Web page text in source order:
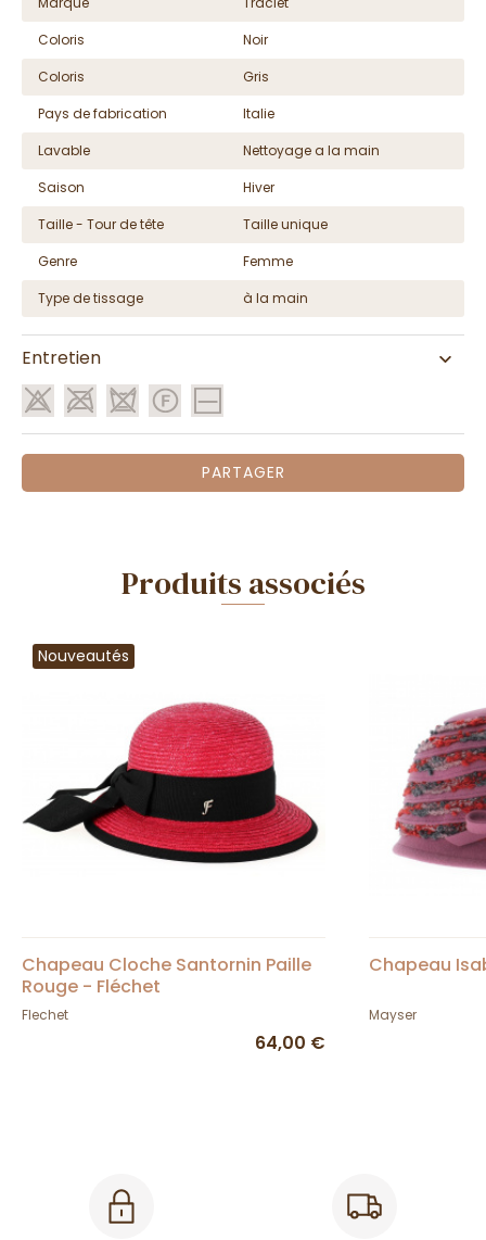
Coloris
Noir
Coloris
Gris
Pays de fabrication
Italie
Lavable
Nettoyage a la main
Saison
Hiver
Taille - Tour de tête
Taille unique
Genre
Femme
Type de tissage
à la main
Entretien
PARTAGER
Produits associés
Nouveautés
Chapeau Cloche Santornin Paille
Rouge - Fléchet
Flechet
64,00 €
Chapeau
Mayser